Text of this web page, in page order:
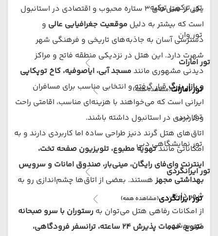
تور ترکیبی ترکیه
تور وان
تور امارات
تور امارات(مشاهده همه)
تور دبی
تور نمایشگاهی دبی
تور ایرانگردی
تور ایرانگردی(مشاهده همه)
تور بوشهر
یکی از هتل‌های ۳ ستاره محبوب و اقتصادی در استانبول
است که بیشتر به دلیل موقعیت جغرافیایی عالی و
دسترسی آسان به جاذبه‌های تاریخی و فرهنگی شهر
شهرت دارد. این هتل در نزدیکی منطقه فاتح و مراکز
دیدنی مشهوری مانند مسجد آبی، ایاصوفیه، کاخ توپکاپی
و بازار بزرگقرار گرفته و انتخابی مناسب برای مسافران
ایرانی است که می‌خواهند با هزینه‌ای مناسب، اقامتی راحت
و کاربردی در استانبول داشته باشند.
اتاق‌های هتل گرند دنیز طراحی ساده اما کاربردی دارند و به
امکاناتی مانندتهویه مطبوع، تلویزیون صفحه تخت،
اینترنت وای‌فای رایگان، مینی‌بار، صندوق امانات و سرویس
بهداشتی مجهزهستند. بعضی از اتاق‌ها چشم‌اندازی رو به
شهر دارند.
از امکانات رفاهی هتل می‌توان به رستوران با سرو صبحانه
متنوع، خدمات پذیرش ۲۴ ساعته، ترانسفر فرودگاهی،